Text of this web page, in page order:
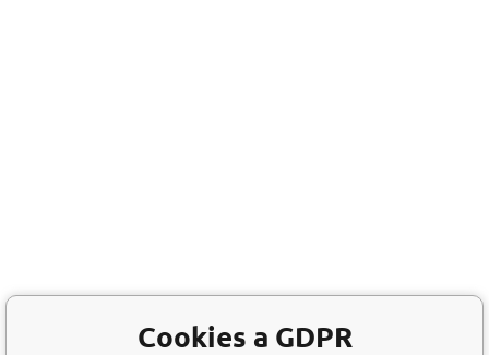
Cookies a GDPR